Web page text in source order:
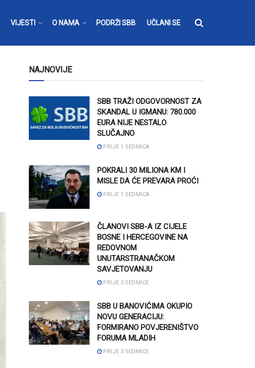
VIJESTI O NAMA PODRŽI SBB UČLANI SE
NAJNOVIJE
SBB TRAŽI ODGOVORNOST ZA
SKANDAL U IGMANU: 780.000
EURA NIJE NESTALO
SLUČAJNO
PRIJE 1 SEDMICA
POKRALI 30 MILIONA KM I
MISLE DA ĆE PREVARA PROĆI
PRIJE 1 SEDMICA
ČLANOVI SBB-A IZ CIJELE
BOSNE I HERCEGOVINE NA
REDOVNOM
UNUTARSTRANAČKOM
SAVJETOVANJU
PRIJE 3 SEDMICE
SBB U BANOVIĆIMA OKUPIO
NOVU GENERACIJU:
FORMIRANO POVJERENIŠTVO
FORUMA MLADIH
PRIJE 3 SEDMICE